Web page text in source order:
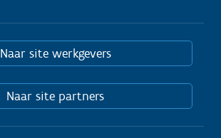
Naar site werkgevers
Naar site partners